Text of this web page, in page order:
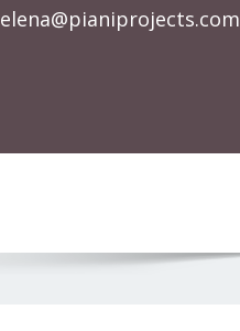
elena@pianiprojects.com